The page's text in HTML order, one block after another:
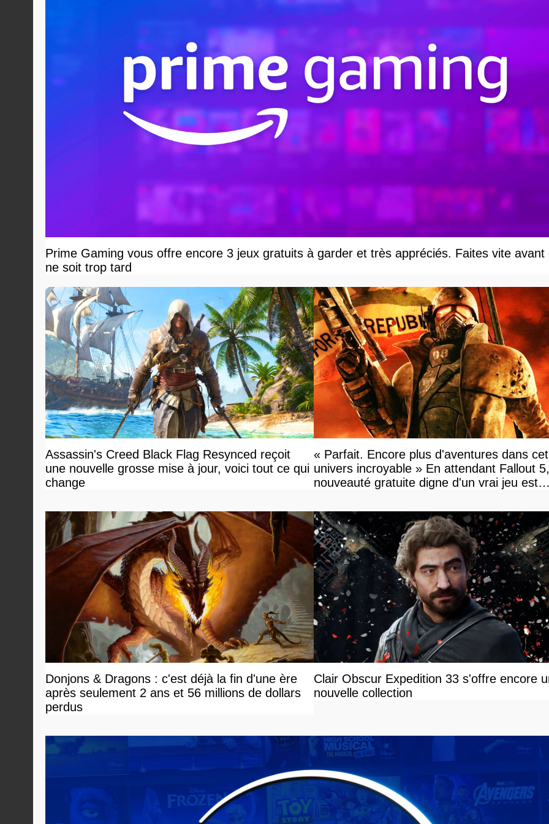
Prime Gaming vous offre encore 3 jeux gratuits à garder et très appréciés. Faites vite avant
ne soit trop tard
Assassin's Creed Black Flag Resynced reçoit
une nouvelle grosse mise à jour, voici tout ce qui
change
« Parfait. Encore plus d'aventures dans cet
univers incroyable » En attendant Fallout
nouveauté gratuite digne d'un vrai jeu est
Donjons & Dragons : c'est déjà la fin d'une ère
après seulement 2 ans et 56 millions de dollars
perdus
Clair Obscur Expedition 33 s'offre encore
nouvelle collection